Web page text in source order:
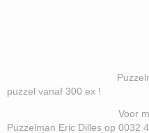
Puzzelman
puzzel vanaf 300 ex !
Voor meer
Puzzelman Eric Dilles op